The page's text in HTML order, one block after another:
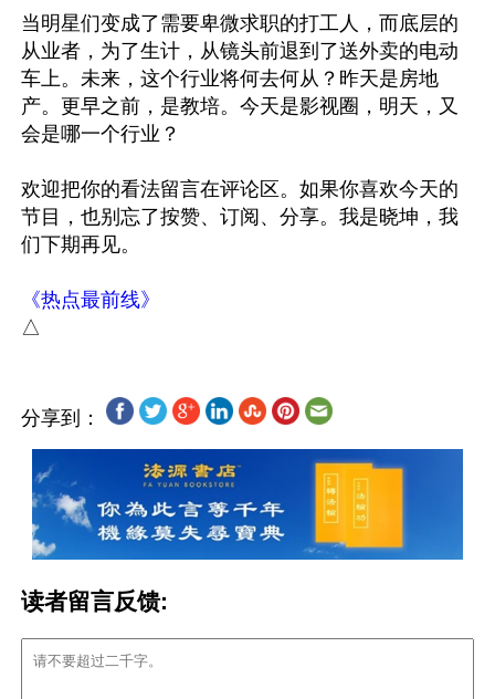
当明星们变成了需要卑微求职的打工人，而底层的
从业者，为了生计，从镜头前退到了送外卖的电动
车上。未来，这个行业将何去何从？昨天是房地
产。更早之前，是教培。今天是影视圈，明天，又
会是哪一个行业？
欢迎把你的看法留言在评论区。如果你喜欢今天的
节目，也别忘了按赞、订阅、分享。我是晓坤，我
们下期再见。
《热点最前线》
分享到：
读者留言反馈: